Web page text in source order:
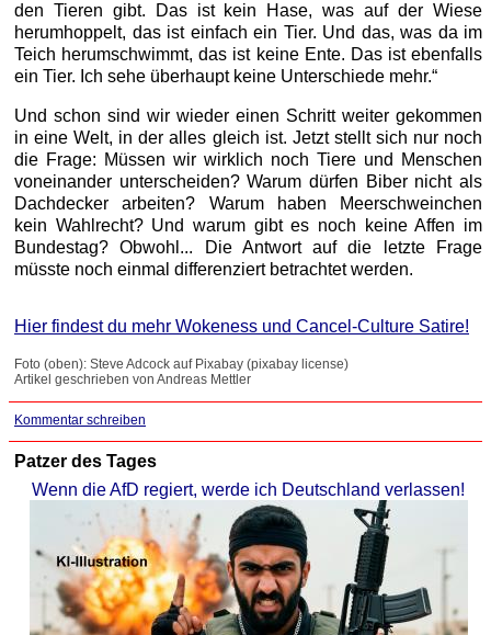
den Tieren gibt. Das ist kein Hase, was auf der Wiese
herumhoppelt, das ist einfach ein Tier. Und das, was da im
Teich herumschwimmt, das ist keine Ente. Das ist ebenfalls
ein Tier. Ich sehe überhaupt keine Unterschiede mehr.“
Und schon sind wir wieder einen Schritt weiter gekommen
in eine Welt, in der alles gleich ist. Jetzt stellt sich nur noch
die Frage: Müssen wir wirklich noch Tiere und Menschen
voneinander unterscheiden? Warum dürfen Biber nicht als
Dachdecker arbeiten? Warum haben Meerschweinchen
kein Wahlrecht? Und warum gibt es noch keine Affen im
Bundestag? Obwohl... Die Antwort auf die letzte Frage
müsste noch einmal differenziert betrachtet werden.
Hier findest du mehr Wokeness und Cancel-Culture Satire!
Foto (oben): Steve Adcock auf Pixabay (pixabay license)
Artikel geschrieben von Andreas Mettler
Kommentar schreiben
Patzer des Tages
Wenn die AfD regiert, werde ich Deutschland verlassen!